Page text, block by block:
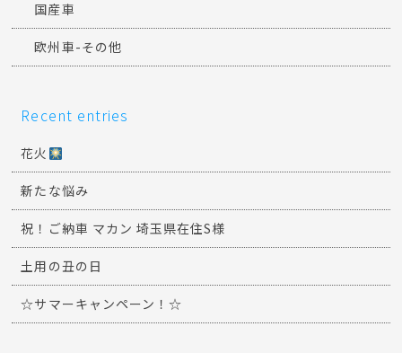
国産車
欧州車-その他
Recent entries
花火
新たな悩み
祝！ご納車 マカン 埼玉県在住S様
土用の丑の日
☆サマーキャンペーン！☆